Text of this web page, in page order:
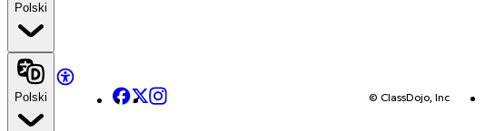
Polski
Polski Facebook
X Instagram © ClassDojo, Inc